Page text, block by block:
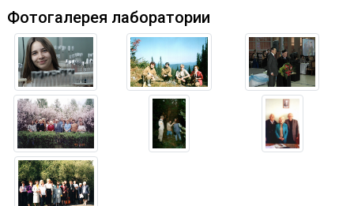
Фотогалерея лаборатории